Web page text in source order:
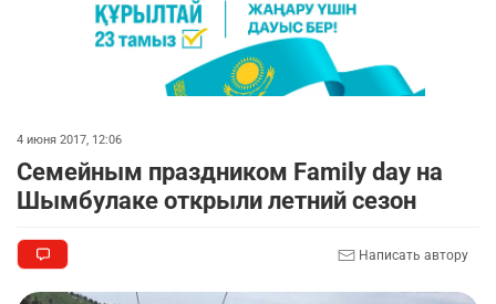
4 июня 2017, 12:06
Семейным праздником Family day на
Шымбулаке открыли летний сезон
Написать автору